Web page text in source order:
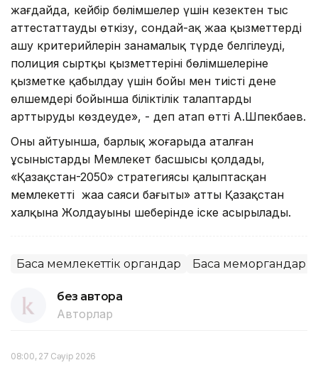
жағдайда, кейбір бөлімшелер үшін кезектен тыс
аттестаттауды өткізу, сондай-ақ жаңа қызметтерді
ашу критерийлерін заңнамалық түрде белгілеуді,
полиция сыртқы қызметтерінің бөлімшелеріне
қызметке қабылдау үшін бойы мен тиісті дене
өлшемдері бойынша біліктілік талаптарды
арттыруды көздеуде», - деп атап өтті А.Шпекбаев.
Оның айтуынша, барлық жоғарыда аталған
ұсыныстарды Мемлекет басшысы қолдады,
«Қазақстан-2050» стратегиясы қалыптасқан
мемлекеттің жаңа саяси бағыты» атты Қазақстан
халқына Жолдауының шеңберінде іске асырылады.
Басқа мемлекеттік органдар Басқа меморгандар
без автора
Авторлар
08:00, 27 Сәуір 2026